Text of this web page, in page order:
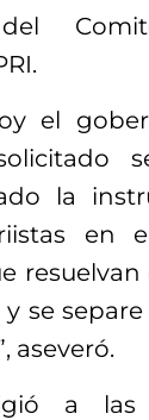
el
la
en
se
aseveró.
a las